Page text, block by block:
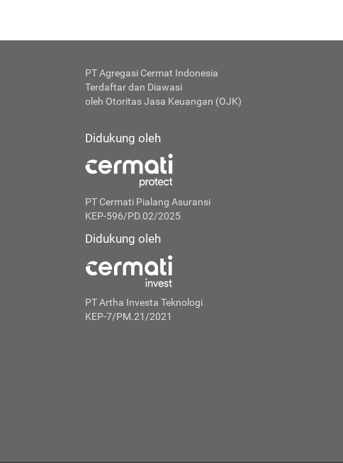
PT Agregasi Cermat Indonesia
Terdaftar dan Diawasi
oleh Otoritas Jasa Keuangan (OJK)
Didukung oleh
PT Cermati Pialang Asuransi
KEP-596/PD.02/2025
Didukung oleh
PT Artha Investa Teknologi
KEP-7/PM.21/2021